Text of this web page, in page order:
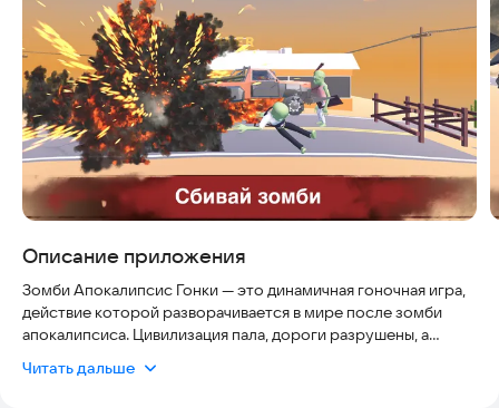
Описание приложения
Зомби Апокалипсис Гонки — это динамичная гоночная игра,
действие которой разворачивается в мире после зомби
апокалипсиса. Цивилизация пала, дороги разрушены, а
машина и готовность давить зомби без остановки.
Читать дальше